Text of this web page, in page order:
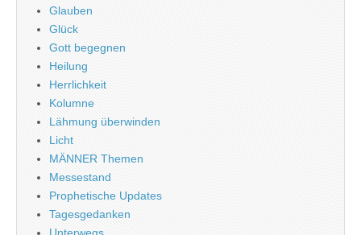
Glauben
Glück
Gott begegnen
Heilung
Herrlichkeit
Kolumne
Lähmung überwinden
Licht
MÄNNER Themen
Messestand
Prophetische Updates
Tagesgedanken